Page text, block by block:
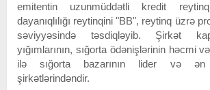
emitentin uzunmüddətli kredit
dayanıqlılığı reytinqini "BB", reytinq üzrə
səviyyəsində təsdiqləyib. Şirkət
yığımlarının, sığorta ödənişlərinin həcmi
ilə sığorta bazarının lider və ən
şirkətlərindəndir.